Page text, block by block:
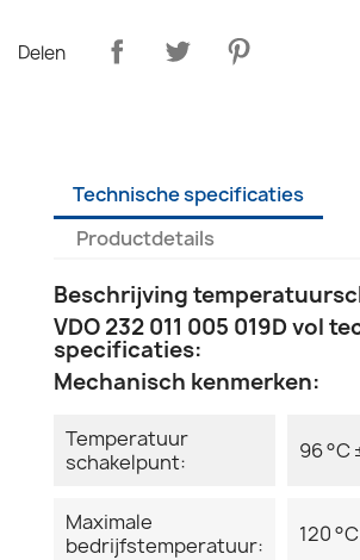
Delen
Technische specificaties
Productdetails
Beschrijving
VDO 232 011 005 019D vol
specificaties:
Mechanisch kenmerken:
Temperatuur
schakelpunt:
96 °C
Maximale
bedrijfstemperatuur:
120 °C